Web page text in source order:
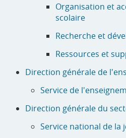
Organisation et
scolaire
Recherche et
Ressources et
Direction générale de
Service de
Direction générale du
Service national de la